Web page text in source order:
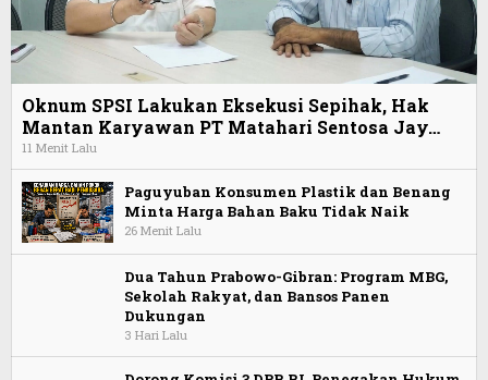
Oknum SPSI Lakukan Eksekusi Sepihak, Hak
Mantan Karyawan PT Matahari Sentosa Jay…
11 Menit Lalu
Paguyuban Konsumen Plastik dan Benang
Minta Harga Bahan Baku Tidak Naik
26 Menit Lalu
Dua Tahun Prabowo-Gibran: Program MBG,
Sekolah Rakyat, dan Bansos Panen
Dukungan
3 Hari Lalu